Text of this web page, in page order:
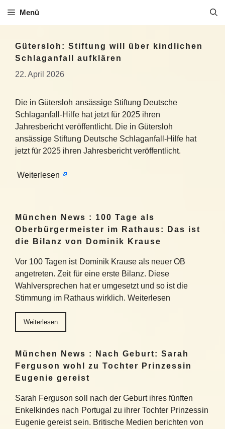
Inhalt
Menü
Gütersloh: Stiftung will über kindlichen
Schlaganfall aufklären
22. April 2026
Die in Gütersloh ansässige Stiftung Deutsche
Schlaganfall-Hilfe hat jetzt für 2025 ihren
Jahresbericht veröffentlicht. Die in Gütersloh
ansässige Stiftung Deutsche Schlaganfall-Hilfe hat
jetzt für 2025 ihren Jahresbericht veröffentlicht.
Weiterlesen
München News : 100 Tage als
Oberbürgermeister im Rathaus: Das ist
die Bilanz von Dominik Krause
Vor 100 Tagen ist Dominik Krause als neuer OB
angetreten. Zeit für eine erste Bilanz. Diese
Wahlversprechen hat er umgesetzt und so ist die
Stimmung im Rathaus wirklich. Weiterlesen
Weiterlesen
München News : Nach Geburt: Sarah
Ferguson wohl zu Tochter Prinzessin
Eugenie gereist
Sarah Ferguson soll nach der Geburt ihres fünften
Enkelkindes nach Portugal zu ihrer Tochter Prinzessin
Eugenie gereist sein. Britische Medien berichten von